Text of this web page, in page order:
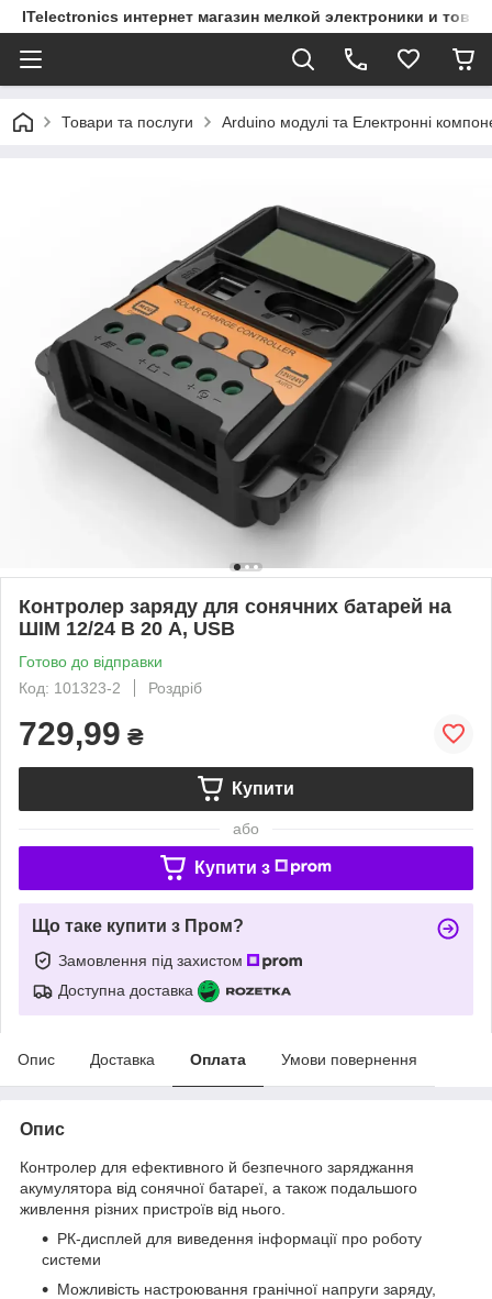
ITelectronics интернет магазин мелкой электроники и
Товари та послуги Arduino модулі та Електронні
Контролер заряду для сонячних батарей на
ШІМ 12/24 В 20 А, USB
Готово до відправки
Код: 101323-2
Роздріб
729,99 ₴
Купити
або
Купити з
Що таке купити з Пром?
Замовлення під захистом
Доступна доставка
Опис Доставка Оплата Умови повернення
Опис
Контролер для ефективного й безпечного заряджання
акумулятора від сонячної батареї, а також подальшого
живлення різних пристроїв від нього.
РК-дисплей для виведення інформації про роботу
системи
Можливість настроювання гранічної напруги заряду,